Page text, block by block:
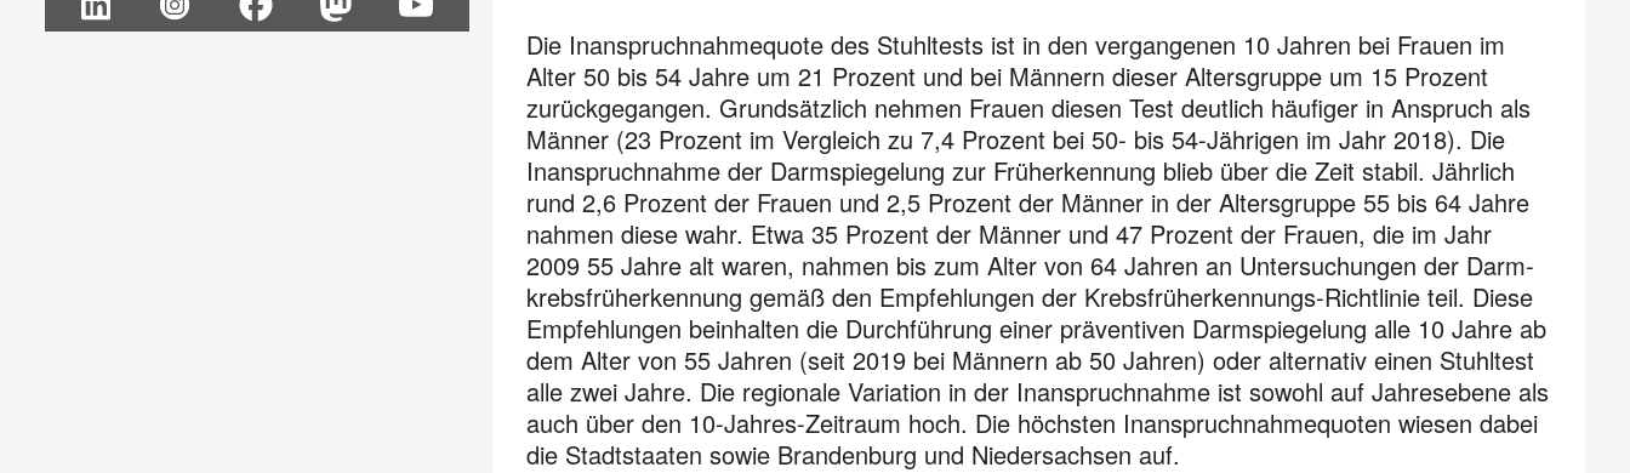
Die Inanspruchnahmequote des Stuhltests ist in den vergangenen 10 Jahren bei Frauen im
Alter 50 bis 54 Jahre um 21 Prozent und bei Männern dieser Altersgruppe um 15 Prozent
zurückgegangen. Grundsätzlich nehmen Frauen diesen Test deutlich häufiger in Anspruch als
Männer (23 Prozent im Vergleich zu 7,4 Pro­zent bei 50- bis 54-Jährigen im Jahr 2018). Die
Inanspruchnahme der Darmspiegelung zur Früherken­nung blieb über die Zeit stabil. Jährlich
rund 2,6 Prozent der Frauen und 2,5 Prozent der Männer in der Alters­gruppe 55 bis 64 Jahre
nahmen diese wahr. Etwa 35 Prozent der Männer und 47 Prozent der Frauen, die im Jahr
2009 55 Jahre alt waren, nahmen bis zum Alter von 64 Jahren an Untersuchungen der Darm­
krebs­früherkennung gemäß den Empfehlungen der Krebsfrüherkennungs-Richtlinie teil. Diese
Empfeh­­lungen beinhalten die Durchführung einer präventiven Darmspiegelung alle 10 Jahre ab
dem Alter von 55 Jahren (seit 2019 bei Männern ab 50 Jahren) oder alternativ einen Stuhltest
alle zwei Jahre. Die regionale Varia­tion in der Inanspruchnahme ist sowohl auf Jahresebene als
auch über den 10-Jahres-Zeitraum hoch. Die höchsten Inanspruchnahme­quoten wiesen dabei
die Stadtstaaten sowie Branden­burg und Niedersachsen auf.